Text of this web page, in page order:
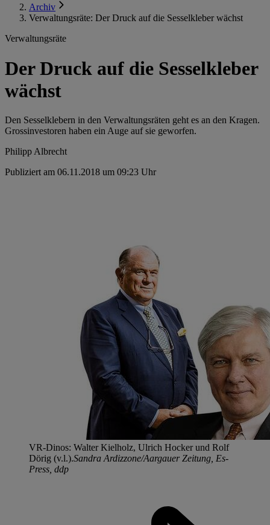
Archiv
Verwaltungsräte: Der Druck auf die Sesselkleber wächst
Verwaltungsräte
Der Druck auf die Sesselkleber
wächst
Den Sesselklebern in den Verwaltungsräten geht es an den Kragen.
Grossinvestoren haben ein Auge auf sie geworfen.
Philipp Albrecht
Publiziert am 06.11.2018 um 09:23 Uhr
VR-Dinos: Walter Kielholz, Ulrich Hocker und Rolf
Dörig (v.l.).Sandra Ardizzone/Aargauer Zeitung, Es-
Press, ddp